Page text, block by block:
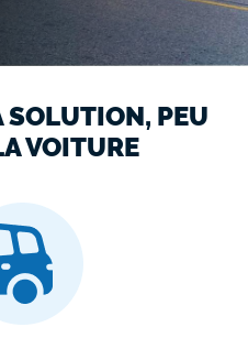
SOLUTION, PEU
VOITURE